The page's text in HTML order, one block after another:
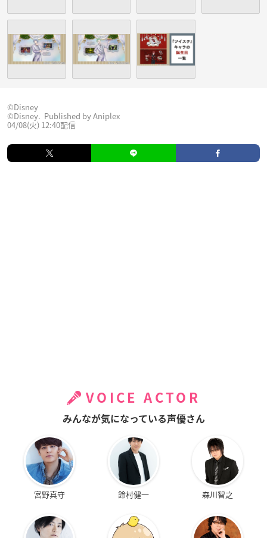
©︎Disney
©Disney. Published by Aniplex
04/08(火) 12:40配信
VOICE ACTOR
みんなが気になっている声優さん
宮野真守 鈴村健一 森川智之